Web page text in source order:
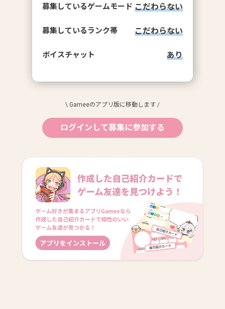
募集しているゲームモード こだわらない
募集しているランク帯 こだわらない
ボイスチャット あり
\ Gameeのアプリ版に移動します /
ログインして募集に参加する